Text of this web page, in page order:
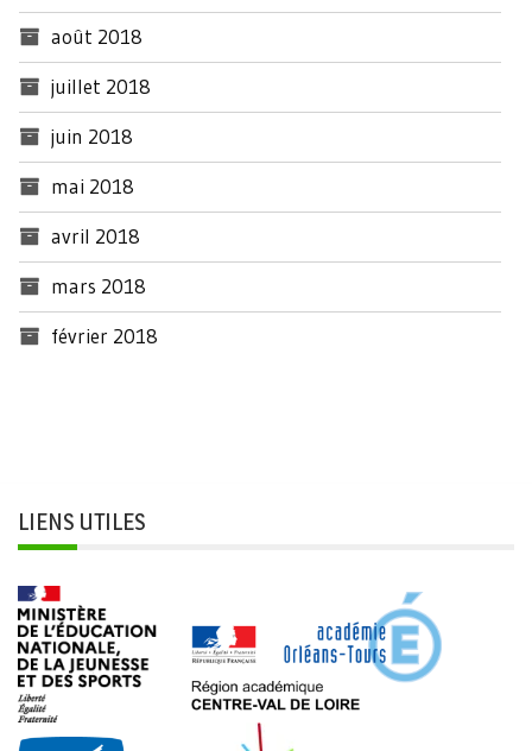
août 2018
juillet 2018
juin 2018
mai 2018
avril 2018
mars 2018
février 2018
LIENS UTILES